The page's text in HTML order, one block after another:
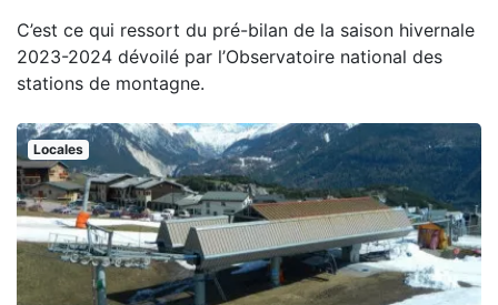
C’est ce qui ressort du pré-bilan de la saison hivernale
2023-2024 dévoilé par l’Observatoire national des
stations de montagne.
Locales